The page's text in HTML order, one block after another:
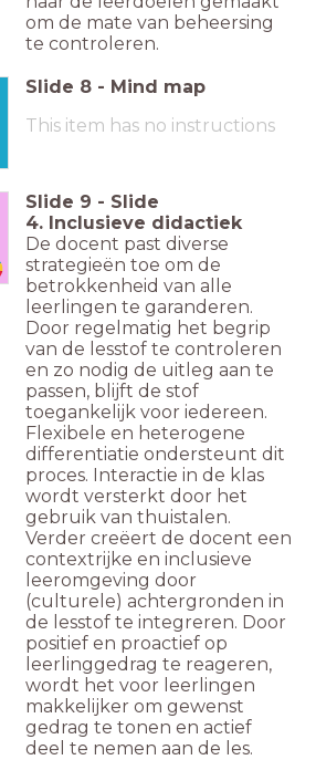
om de mate van beheersing
te controleren.
Slide 8 - Mind map
This item has no instructions
Slide 9 - Slide
4. Inclusieve didactiek
De docent past diverse
strategieën toe om de
betrokkenheid van alle
leerlingen te garanderen.
Door regelmatig het begrip
van de lesstof te controleren
en zo nodig de uitleg aan te
passen, blijft de stof
toegankelijk voor iedereen.
Flexibele en heterogene
differentiatie ondersteunt dit
proces. Interactie in de klas
wordt versterkt door het
gebruik van thuistalen.
Verder creëert de docent een
contextrijke en inclusieve
leeromgeving door
(culturele) achtergronden in
de lesstof te integreren. Door
positief en proactief op
leerlinggedrag te reageren,
wordt het voor leerlingen
makkelijker om gewenst
gedrag te tonen en actief
deel te nemen aan de les.